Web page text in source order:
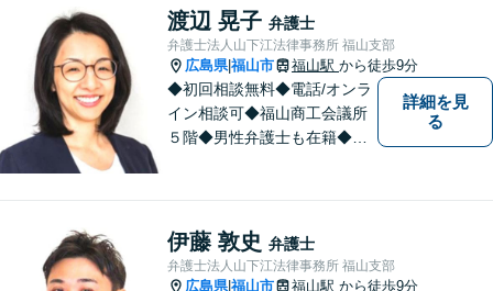
掛け、相談してよかったと思
っていただけるよう、全力で
取り組む所存です。
渡辺 晃子 弁護士
弁護士法人山下江法律事務所 福山支部
広島県|福山市 福山駅 から徒歩9分
◆初回相談無料◆電話/オンラ
イン相談可◆福山商工会議所
５階◆男性弁護士も在籍◆離
ど。話しにくいことも安心し
てご相談ください。あなたの
気持ちに寄り添い、丁寧にお
詳細を見
る
伊藤 敦史 弁護士
弁護士法人山下江法律事務所 福山支部
広島県|福山市 福山駅 から徒歩9分